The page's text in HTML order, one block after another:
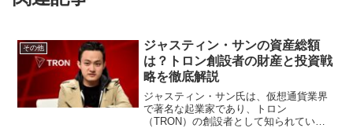
その他
ジャスティン・サンの資産総額
は？トロン創設者の財産と投資戦
略を徹底解説
ジャスティン・サン氏は、仮想通貨業界
で著名な起業家であり、トロン
（TRON）の創設者として知られていま